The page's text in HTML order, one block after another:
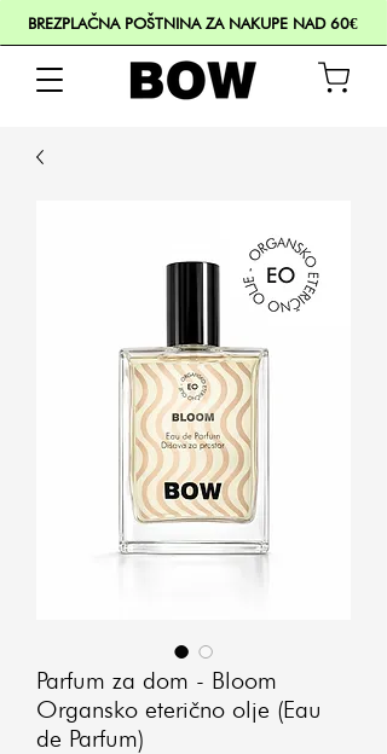
BREZPLAČNA POŠTNINA ZA NAKUPE NAD 60€
Parfum za dom - Bloom
Organsko eterično olje (Eau
de Parfum)